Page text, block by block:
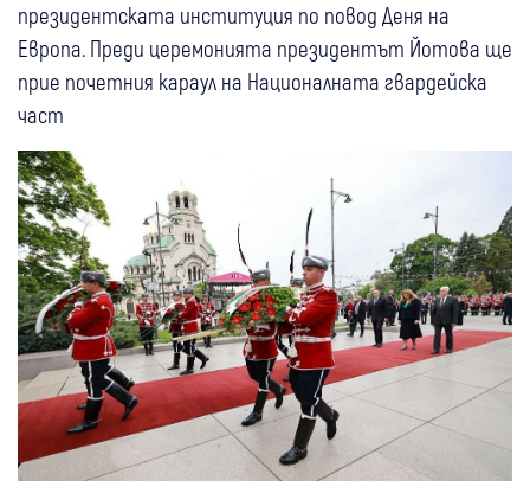
президентската институция по повод Деня на
Европа. Преди церемонията президентът Йотова ще
прие почетния караул на Националната гвардейска
част